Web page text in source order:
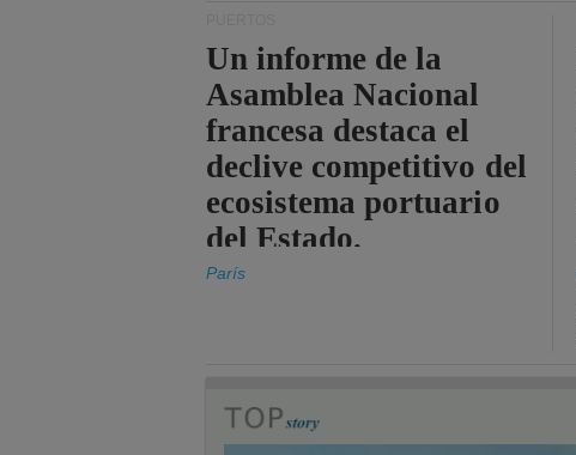
Un informe de la
Asamblea Nacional
francesa destaca el
declive competitivo del
ecosistema portuario
del Estado.
París